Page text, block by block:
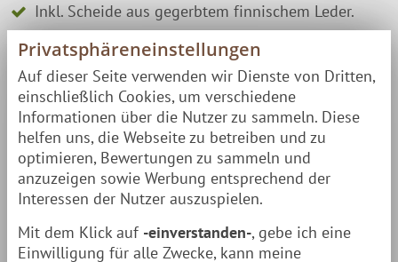
Inkl. Scheide aus gegerbtem finnischem Leder.
Textur & Muster des Maserbirken-Holzes variieren
& machen jedes Messer zumechten Unikat
Eckdaten
Klinge: 6 cm
Griff: 8,5 cm
Gesamtlänge: 14,5 cm
Privatsphäreneinstellungen
Auf dieser Seite verwenden wir Dienste von Dritten,
einschließlich Cookies, um verschiedene
Informationen über die Nutzer zu sammeln. Diese
helfen uns, die Webseite zu betreiben und zu
optimieren, Bewertungen zu sammeln und
anzuzeigen sowie Werbung entsprechend der
Interessen der Nutzer auszuspielen.
Mit dem Klick auf -einverstanden-, gebe ich eine
Einwilligung für alle Zwecke, kann meine